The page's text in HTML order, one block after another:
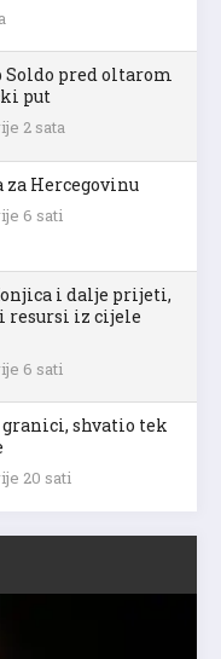
Soldo pred oltarom
put
2 sata
Hercegovinu
6 sati
i dalje prijeti,
resursi iz cijele
6 sati
granici, shvatio tek
20 sati